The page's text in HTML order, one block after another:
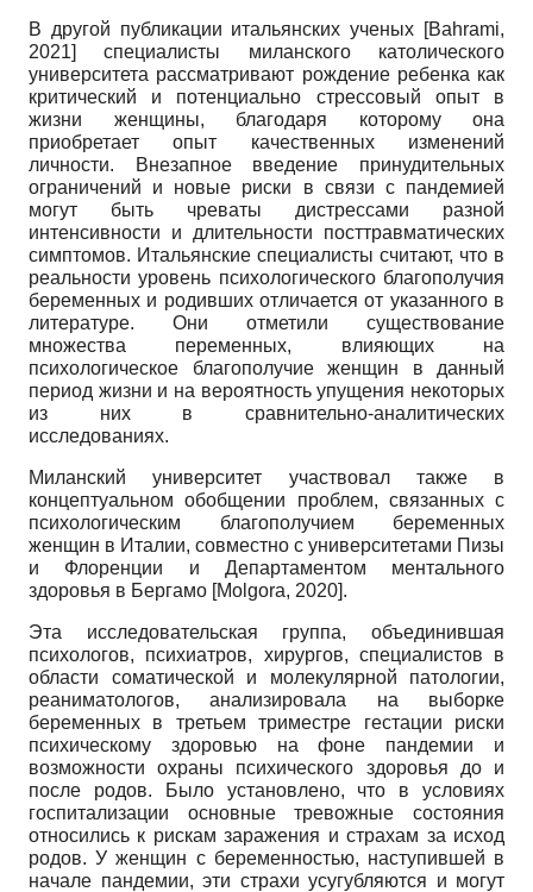
В другой публикации итальянских ученых [Bahrami,
2021]
специалисты миланского католического
университета рассматривают рождение ребенка как
критический и потенциально стрессовый опыт в
жизни женщины, благодаря которому она
приобретает опыт качественных изменений
личности. Внезапное введение принудительных
ограничений и новые риски в связи с пандемией
могут быть чреваты дистрессами разной
интенсивности и длительности посттравматических
симптомов. Итальянские специалисты считают, что в
реальности уровень психологического благополучия
беременных и родивших отличается от указанного в
литературе. Они отметили существование
множества переменных, влияющих на
психологическое благополучие женщин в данный
период жизни и на вероятность упущения некоторых
из них в сравнительно-аналитических
исследованиях.
Миланский университет участвовал также в
концептуальном обобщении проблем, связанных с
психологическим благополучием беременных
женщин в Италии, совместно с университетами Пизы
и Флоренции и Департаментом ментального
здоровья в Бергамо [Molgora, 2020].
Эта исследовательская группа, объединившая
психологов, психиатров, хирургов, специалистов в
области соматической и молекулярной патологии,
реаниматологов, анализировала на выборке
беременных в третьем триместре гестации риски
психическому здоровью на фоне пандемии и
возможности охраны психического здоровья до и
после родов. Было установлено, что в условиях
госпитализации основные тревожные состояния
относились к рискам заражения и страхам за исход
родов. У женщин с беременностью, наступившей в
начале пандемии, эти страхи усугубляются и могут